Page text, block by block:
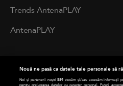
Trends AntenaPLAY
AntenaPLAY
Cod deontologic
Nouă ne pasă ca datele tale personale să
Noi și partenerii noștri589 stocăm și/sau accesăm informații
pentru prelucrarea datelor cu caracter personal. Puteți